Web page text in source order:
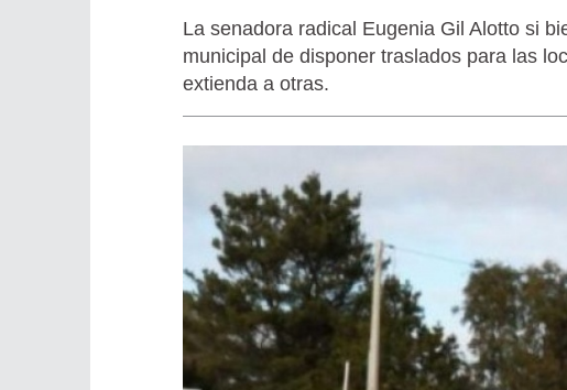
La senadora radical Eugenia Gil Alotto si
municipal de disponer traslados para las
extienda a otras.